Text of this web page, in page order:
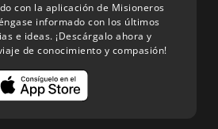
con la aplicación de Misioneros
informado con los últimos
e ideas. ¡Descárgalo ahora y
de conocimiento y compasión!